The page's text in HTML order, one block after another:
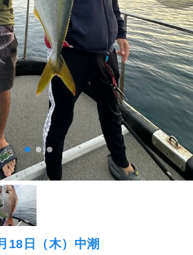
18日（木）中潮